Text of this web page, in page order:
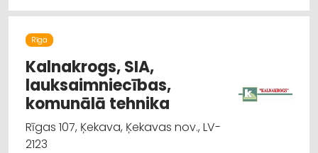
LAUKSAIMNIECĪBAS TEHNIKAS UN TRAKTORTEHNIKAS
LABOŠANA, REMONTS
CELTNIECĪBAS TEHNIKA UN IEKĀRTAS; NOMA
Rīga
Kalnakrogs, SIA,
lauksaimniecības,
komunālā tehnika
Rīgas 107, Ķekava, Ķekavas nov., LV-
2123